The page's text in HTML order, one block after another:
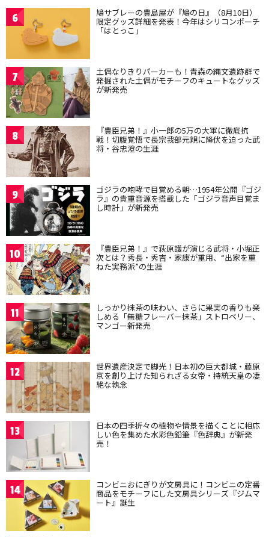
6 鳩サブレーの豊島屋が『鳩の日』（8月10日）
限定グッズ詳細を発表！今年はシリコンポーチ
「はとっこ」
7 土偶なりきりパーカーも！青森の縄文遺跡群で
発掘された土偶がモチーフのキュートなグッズ
が新発売
8 『豊臣兄弟！』小一郎の5万の大軍に徹底抗
戦！切腹覚悟で長宗我部元親に降伏を迫った武
将・谷忠澄の生涯
9 ゴジラの咆哮で目覚める朝…1954年公開『ゴジ
ラ』の貴重音源を搭載した「ゴジラ音声目覚ま
し時計」が新発売
10 『豊臣兄弟！』で萩原護が演じる武将・小堀正
次とは？秀長・秀吉・家康が重用、“出家を重
ねた実務派”の生涯
11 しっかり抹茶の味わい、さらに果実の香りも楽
しめる「無糖フレーバー抹茶」ストロベリー、
マンゴー新発売
12 世界遺産決定で脚光！日本初の巨大都城・藤原
京を創り上げた知られざる女帝・持統天皇の凄
絶な執念
13 日本の四季折々の植物や情景を描くことに相応
しい色を集めた水彩色鉛筆『色辞典』が新発
売！
14 コンビニおにぎりが文房具に！コンビニの定番
商品をモチーフにした文房具シリーズ『ジムマ
ート』誕生